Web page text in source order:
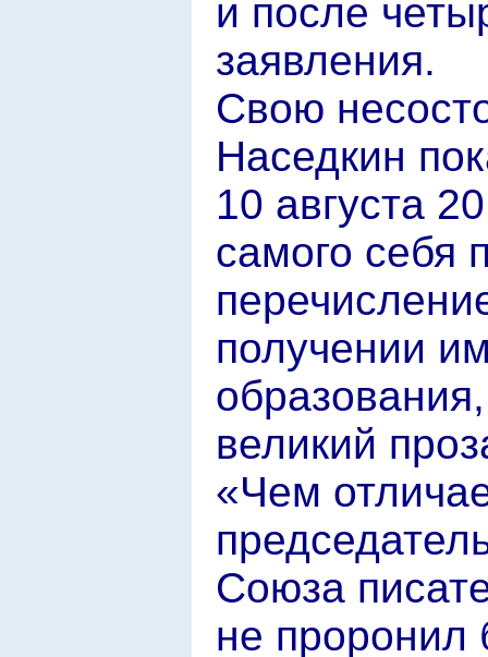
и после
заявления.
Свою
Наседкин
10 августа
самого себя
получении
великий
«Чем
Союза
не проронил